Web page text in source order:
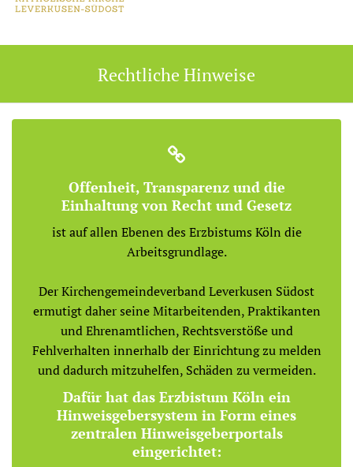
Rechtliche Hinweise
Offenheit, Transparenz und die
Einhaltung von Recht und Gesetz
ist auf allen Ebenen des Erzbistums Köln die
Arbeitsgrundlage.
Der Kirchengemeindeverband Leverkusen Südost
ermutigt daher seine Mitarbeitenden, Praktikanten
und Ehrenamtlichen, Rechtsverstöße und
Fehlverhalten innerhalb der Einrichtung zu melden
und dadurch mitzuhelfen, Schäden zu vermeiden.
Dafür hat das Erzbistum Köln ein
Hinweisgebersystem in Form eines
zentralen Hinweisgeberportals
eingerichtet: